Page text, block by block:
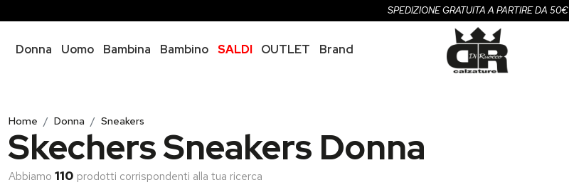
SPEDIZIONE GRATUITA A PARTIRE DA 50€
Donna Uomo Bambina Bambino SALDI OUTLET
Brand
Home Donna Sneakers
Skechers Sneakers Donna
Abbiamo 110 prodotti corrispondenti alla tua ricerca